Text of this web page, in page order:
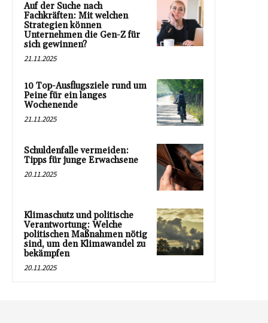
Auf der Suche nach
Fachkräften: Mit welchen
Strategien können
Unternehmen die Gen-Z für
sich gewinnen?
21.11.2025
10 Top-Ausflugsziele rund um
Peine für ein langes
Wochenende
21.11.2025
Schuldenfalle vermeiden:
Tipps für junge Erwachsene
20.11.2025
Klimaschutz und politische
Verantwortung: Welche
politischen Maßnahmen nötig
sind, um den Klimawandel zu
bekämpfen
20.11.2025